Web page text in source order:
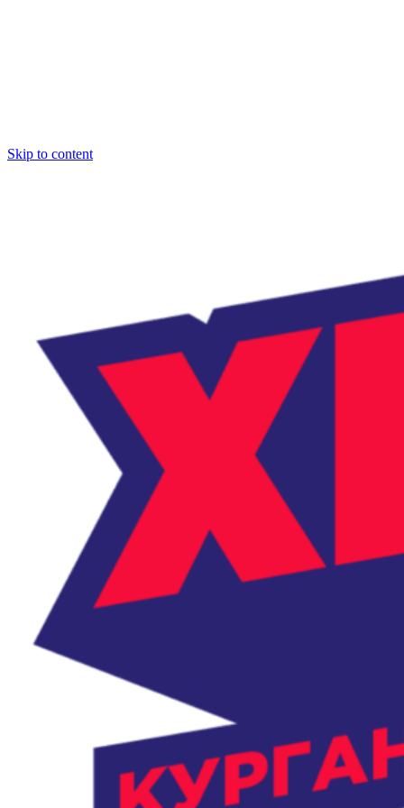
Skip to content